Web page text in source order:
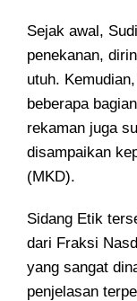
Sejak awal,
penekanan,
utuh.
beberapa
rekaman juga
disampaikan
(MKD).
Sidang Etik
dari Fraksi
yang sangat
penjelasan